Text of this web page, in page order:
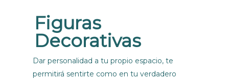
Figuras
Decorativas
Dar personalidad a tu propio espacio, te
permitirá sentirte como en tu verdadero